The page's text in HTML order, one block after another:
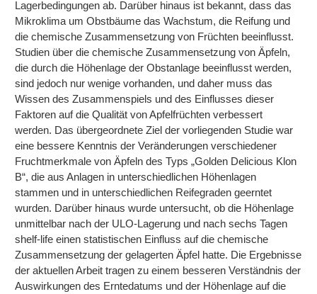
Lagerbedingungen ab. Darüber hinaus ist bekannt, dass das
Mikroklima um Obstbäume das Wachstum, die Reifung und
die chemische Zusammensetzung von Früchten beeinflusst.
Studien über die chemische Zusammensetzung von Äpfeln,
die durch die Höhenlage der Obstanlage beeinflusst werden,
sind jedoch nur wenige vorhanden, und daher muss das
Wissen des Zusammenspiels und des Einflusses dieser
Faktoren auf die Qualität von Apfelfrüchten verbessert
werden. Das übergeordnete Ziel der vorliegenden Studie war
eine bessere Kenntnis der Veränderungen verschiedener
Fruchtmerkmale von Äpfeln des Typs „Golden Delicious Klon
B“, die aus Anlagen in unterschiedlichen Höhenlagen
stammen und in unterschiedlichen Reifegraden geerntet
wurden. Darüber hinaus wurde untersucht, ob die Höhenlage
unmittelbar nach der ULO-Lagerung und nach sechs Tagen
shelf-life einen statistischen Einfluss auf die chemische
Zusammensetzung der gelagerten Äpfel hatte. Die Ergebnisse
der aktuellen Arbeit tragen zu einem besseren Verständnis der
Auswirkungen des Erntedatums und der Höhenlage auf die